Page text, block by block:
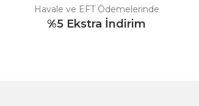
Havale ve EFT Ödemelerinde
%5 Ekstra İndirim